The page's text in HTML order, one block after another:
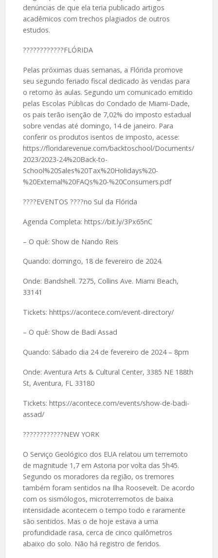
denúncias de que ela teria publicado artigos
acadêmicos com trechos plagiados de outros
estudos.
????️????????FLÓRIDA
Pelas próximas duas semanas, a Flórida promove
seu segundo feriado fiscal dedicado às vendas para
o retorno às aulas. Segundo um comunicado emitido
pelas Escolas Públicas do Condado de Miami-Dade,
os pais terão isenção de 7,02% do imposto estadual
sobre vendas até domingo, 14 de janeiro. Para
conferir os produtos isentos de imposto, acesse:
https://floridarevenue.com/backtoschool/Documents/
2023/2023-24%20Back-to-
School%20Sales%20Tax%20Holidays%20-
%20External%20FAQs%20-%20Consumers.pdf
????EVENTOS ????no Sul da Flórida
Agenda Completa: https://bit.ly/3Px65nC
– O quê: Show de Nando Reis
Quando: domingo, 18 de fevereiro de 2024.
Onde: Bandshell. 7275, Collins Ave. Miami Beach,
33141
Tickets: hhttps://acontece.com/event-directory/
– O quê: Show de Badi Assad
Quando: Sábado dia 24 de fevereiro de 2024 – 8pm
Onde: Aventura Arts & Cultural Center, 3385 NE 188th
St, Aventura, FL 33180
Tickets: https://acontece.com/events/show-de-badi-
assad/
????️????????NEW YORK
O Serviço Geológico dos EUA relatou um terremoto
de magnitude 1,7 em Astoria por volta das 5h45.
Segundo os moradores da região, os tremores
também foram sentidos na Ilha Roosevelt. De acordo
com os sismólogos, microterremotos de baixa
intensidade acontecem o tempo todo e raramente
são sentidos. Mas o de hoje estava a uma
profundidade rasa, cerca de cinco quilômetros
abaixo do solo. Não há registro de feridos.